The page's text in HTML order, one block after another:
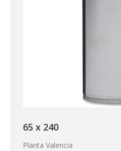
65 x 240
Planta Valencia